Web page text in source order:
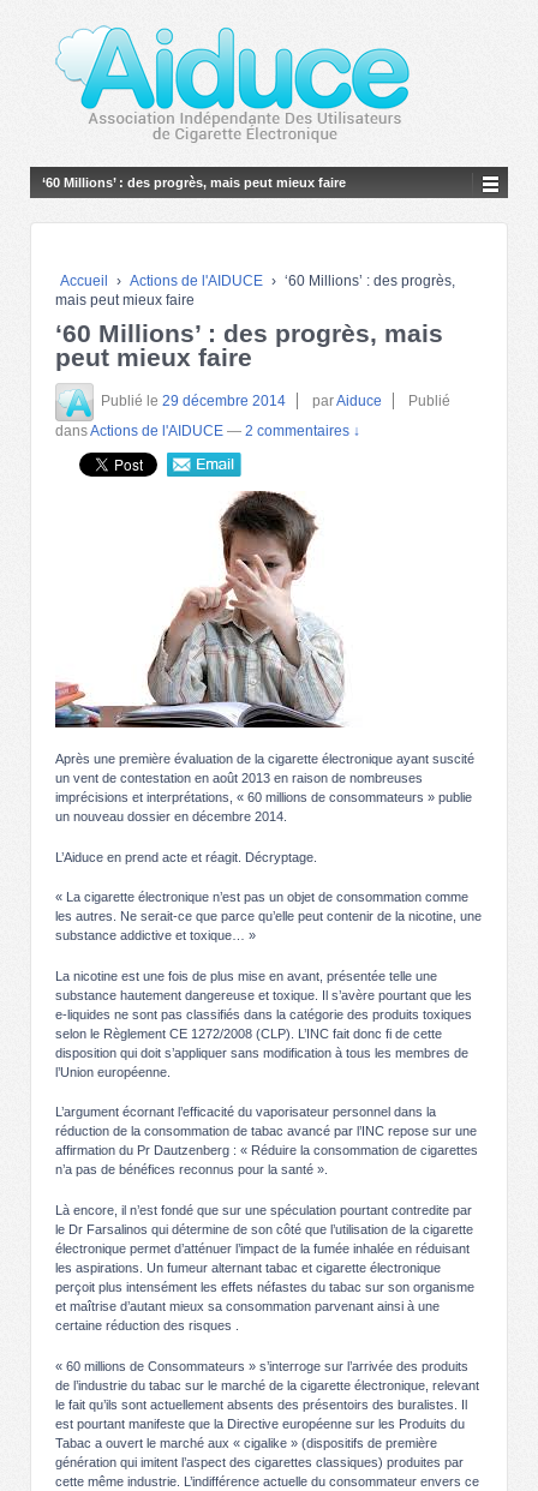
‘60 Millions’ : des progrès, mais peut mieux faire
Accueil › Actions de l'AIDUCE › ‘60 Millions’ : des progrès,
mais peut mieux faire
‘60 Millions’ : des progrès, mais
peut mieux faire
Publié le 29 décembre 2014 parAiduce
Publié
dansActions de l'AIDUCE — 2 commentaires ↓
Après une première évaluation de la cigarette électronique ayant suscité
un vent de contestation en août 2013 en raison de nombreuses
imprécisions et interprétations, « 60 millions de consommateurs » publie
un nouveau dossier en décembre 2014.
L’Aiduce en prend acte et réagit. Décryptage.
« La cigarette électronique n’est pas un objet de consommation comme
les autres. Ne serait-ce que parce qu’elle peut contenir de la nicotine, une
substance addictive et toxique… »
La nicotine est une fois de plus mise en avant, présentée telle une
substance hautement dangereuse et toxique. Il s’avère pourtant que les
e-liquides ne sont pas classifiés dans la catégorie des produits toxiques
selon le Règlement CE 1272/2008 (CLP). L’INC fait donc fi de cette
disposition qui doit s’appliquer sans modification à tous les membres de
l’Union européenne.
L’argument écornant l’efficacité du vaporisateur personnel dans la
réduction de la consommation de tabac avancé par l’INC repose sur une
affirmation du Pr Dautzenberg : « Réduire la consommation de cigarettes
n’a pas de bénéfices reconnus pour la santé ».
Là encore, il n’est fondé que sur une spéculation pourtant contredite par
le Dr Farsalinos qui détermine de son côté que l’utilisation de la cigarette
électronique permet d’atténuer l’impact de la fumée inhalée en réduisant
les aspirations. Un fumeur alternant tabac et cigarette électronique
perçoit plus intensément les effets néfastes du tabac sur son organisme
et maîtrise d’autant mieux sa consommation parvenant ainsi à une
certaine réduction des risques .
« 60 millions de Consommateurs » s’interroge sur l’arrivée des produits
de l’industrie du tabac sur le marché de la cigarette électronique, relevant
le fait qu’ils sont actuellement absents des présentoirs des buralistes. Il
est pourtant manifeste que la Directive européenne sur les Produits du
Tabac a ouvert le marché aux « cigalike » (dispositifs de première
génération qui imitent l’aspect des cigarettes classiques) produites par
cette même industrie. L’indifférence actuelle du consommateur envers ce